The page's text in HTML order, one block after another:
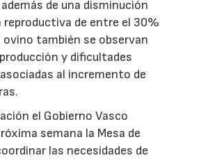
de una disminución
reproductiva de entre el 30%
ovino también se observan
y dificultades
al incremento de
el Gobierno Vasco
semana la Mesa de
las necesidades de